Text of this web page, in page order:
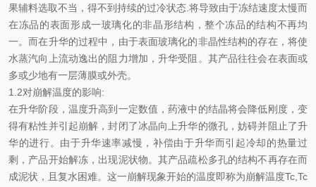
果辅料选取不当，得不到持续的过冷状态.将导致由于冻结速度太慢而
在冻品的表面形成一玻璃化的非晶形结构，整个冻品的结构不再均
一。而在升华的过程中，由于表面玻璃化的非晶性结构的存在，将使
水蒸汽向上流动逸出的阻力增加，升华受阻。其产品往往会在表面或
多或少地有一层薄膜或外壳。
1.2对崩解温度的影响:
在升华阶段，温度升高到一定数值，药液中的结晶将会降低刚度，变
得有粘性并引起崩解，封闭了冰晶向上升华的微孔，妨碍并阻止了升
华的进行。由于升华速率减慢，补偿由于升华而引起冷却的热量过
剩，产品开始解冻，出现泥状物。其产品疏松多孔的结构不再存在而
成泥状，且复水困难。这一崩解现象开始的温度即称为崩解温度Tc,Tc